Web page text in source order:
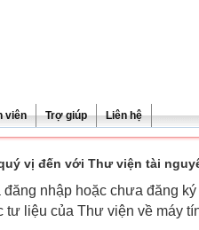
viên Trợ giúp Liên hệ
vị đến với Thư viện tài
nhập hoặc chưa đăng
tư liệu của Thư viện về máy